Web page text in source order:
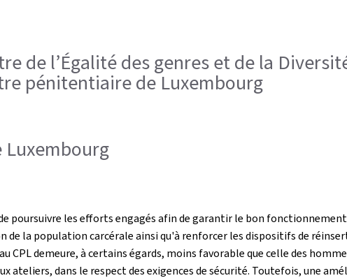
de l’Égalité des genres et de la
pénitentiaire de Luxembourg
poursuivre les efforts engagés afin de garantir le bon
de la population carcérale ainsi qu'à renforcer les dispositifs de
CPL demeure, à certains égards, moins favorable que celle des
ateliers, dans le respect des exigences de sécurité. Toutefois, une